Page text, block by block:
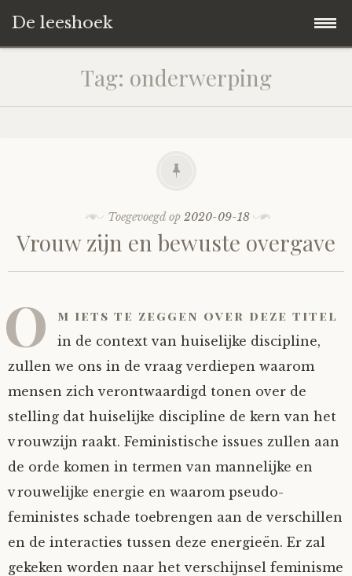
De leeshoek
content
Hoofdpagina
Het Biechthokje
Woordenboek
Adventskalenders
Instrumenten
Posities
Spelletjes
Het hele archief
Hoe krijg je?
Verhalen
Verhalen van De Leeshoek
aube
Ben Hands-on
Bill-A-Cook
Verhalen van de HD-site
Verhalen van Anne en Bill
Anne
Bill
Interactieve verhalen
Averechts
Tag: onderwerping
Toegevoegd op 2020-09-18
Vrouw zijn en bewuste overgave
O m iets te zeggen over deze titel
in de context van huiselijke discipline,
zullen we ons in de vraag verdiepen waarom
mensen zich verontwaardigd tonen over de
stelling dat huiselijke discipline de kern van het
vrouwzijn raakt. Feministische issues zullen aan
de orde komen in termen van mannelijke en
vrouwelijke energie en waarom pseudo-
feministes schade toebrengen aan de verschillen
en de interacties tussen deze energieën. Er zal
gekeken worden naar het verschijnsel feminisme